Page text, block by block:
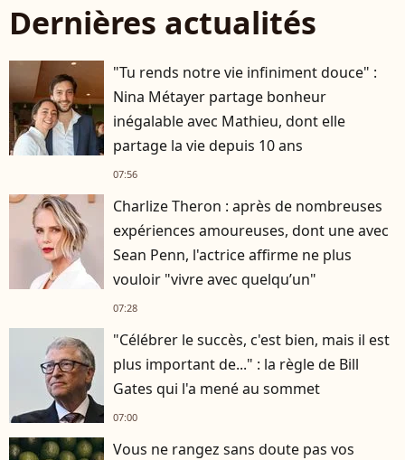
Dernières actualités
"Tu rends notre vie infiniment douce" :
Nina Métayer partage bonheur
inégalable avec Mathieu, dont elle
partage la vie depuis 10 ans
07:56
Charlize Theron : après de nombreuses
expériences amoureuses, dont une avec
Sean Penn, l'actrice affirme ne plus
vouloir "vivre avec quelqu’un"
07:28
"Célébrer le succès, c'est bien, mais il est
plus important de..." : la règle de Bill
Gates qui l'a mené au sommet
07:00
Vous ne rangez sans doute pas vos